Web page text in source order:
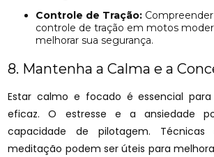
Controle de Tração:
controle de tração em motos
melhorar sua segurança.
8. Mantenha a Calma e a
Estar calmo e focado é essencial
eficaz. O estresse e a ansiedade
capacidade de pilotagem.
meditação podem ser úteis para